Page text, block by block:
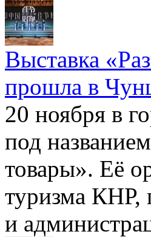
Выставка
прошла в
20 ноября в
под
товары». Её
туризма КНР,
и